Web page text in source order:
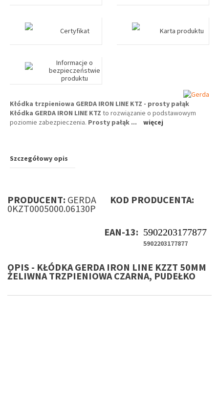
Certyfikat Karta produktu
Informacje o
bezpieczeństwie
produktu
Kłódka trzpieniowa GERDA IRON LINE KTZ - prosty pałąk
Kłódka GERDA IRON LINE KTZ to rozwiązanie o podstawowym
poziomie zabezpieczenia. Prosty pałąk ... więcej
Szczegółowy opis
PRODUCENT: GERDA KOD PRODUCENTA:
0KZT0005000.06130P
EAN-13: 5902203177877
5902203177877
OPIS - KŁÓDKA GERDA IRON LINE KZZT 50MM
ŻELIWNA TRZPIENIOWA CZARNA, PUDEŁKO